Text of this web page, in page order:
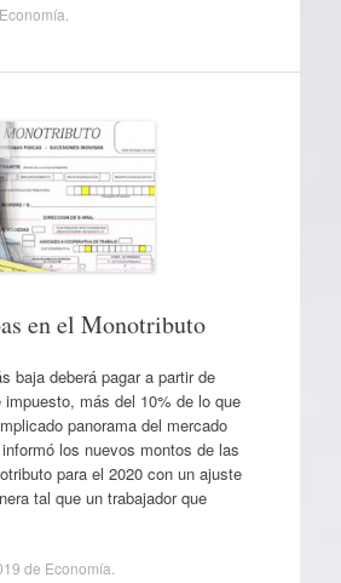
Economía
en el Monotributo
baja deberá pagar a partir de
impuesto, más del 10% de lo que
panorama del mercado
los nuevos montos de las
para el 2020 con un ajuste
tal que un trabajador que
de Economía